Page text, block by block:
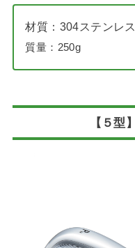
材質：304ステンレス
質量：250g
【５型